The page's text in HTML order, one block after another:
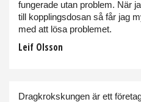
fungerade utan problem. När
till kopplingsdosan så får jag
med att lösa problemet.
Leif Olsson
Dragkrokskungen är ett